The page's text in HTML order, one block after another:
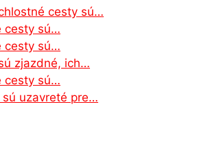
cesty sú…
cesty sú…
cesty sú…
zjazdné, ich…
cesty sú…
sú uzavreté pre…